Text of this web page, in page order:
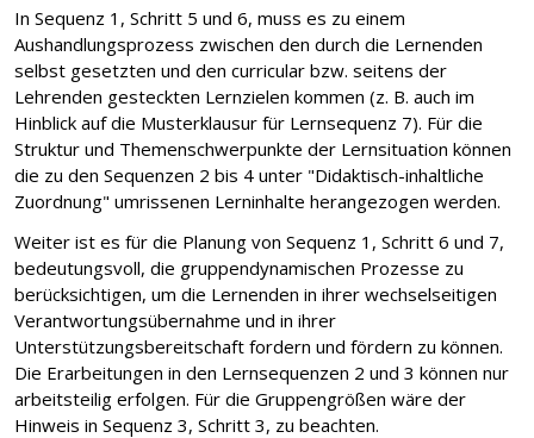
In Sequenz 1, Schritt 5 und 6, muss es zu einem
Aushandlungsprozess zwischen den durch die Lernenden
selbst gesetzten und den curricular bzw. seitens der
Lehrenden gesteckten Lernzielen kommen (z. B. auch im
Hinblick auf die Musterklausur für Lernsequenz 7). Für die
Struktur und Themenschwerpunkte der Lernsituation können
die zu den Sequenzen 2 bis 4 unter "Didaktisch-inhaltliche
Zuordnung" umrissenen Lerninhalte herangezogen werden.
Weiter ist es für die Planung von Sequenz 1, Schritt 6 und 7,
bedeutungsvoll, die gruppendynamischen Prozesse zu
berücksichtigen, um die Lernenden in ihrer wechselseitigen
Verantwortungsübernahme und in ihrer
Unterstützungsbereitschaft fordern und fördern zu können.
Die Erarbeitungen in den Lernsequenzen 2 und 3 können nur
arbeitsteilig erfolgen. Für die Gruppengrößen wäre der
Hinweis in Sequenz 3, Schritt 3, zu beachten.